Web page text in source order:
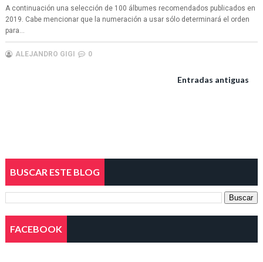
A continuación una selección de 100 álbumes recomendados publicados en
2019. Cabe mencionar que la numeración a usar sólo determinará el orden
para...
ALEJANDRO GIGI 0
Entradas antiguas
BUSCAR ESTE BLOG
FACEBOOK